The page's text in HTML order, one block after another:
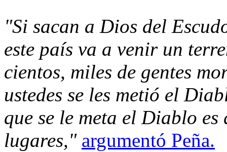
"Si sacan a Dios del
este país va a venir un
cientos, miles de gentes
ustedes se les metió el
que se le meta el Diablo
lugares," argumentó Peña.